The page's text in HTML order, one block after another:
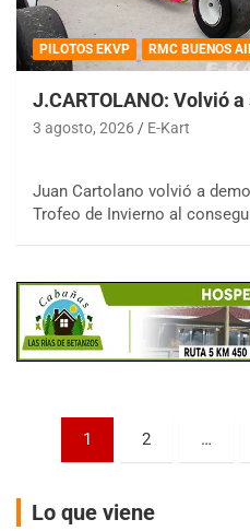
PILOTOS EKVP RMC BUENOS
J.CARTOLANO: Volvió
3 agosto, 2026 E-Kart
Juan Cartolano volvió a
Trofeo de Invierno al
Paginación
entradas
1 2 …
Lo que viene
08/09-AGO
KDO - F6
Ciudad de Trenque Lauquen (Asfalto)
Trenque Lauquen (Buenos Aires)
Parque de la Velocidad (Asfalto)
Villaguay (Entre Ríos)
El Cerro (Tierra)
Victoria (Entre Ríos)